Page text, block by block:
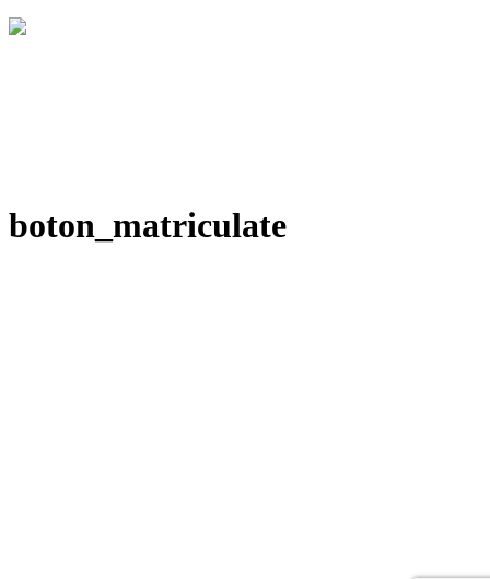
boton_matriculate